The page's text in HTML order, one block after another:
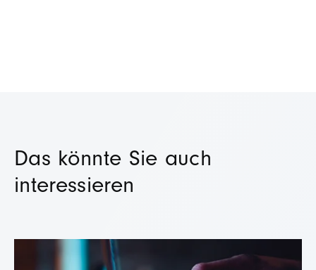
Das könnte Sie auch
interessieren